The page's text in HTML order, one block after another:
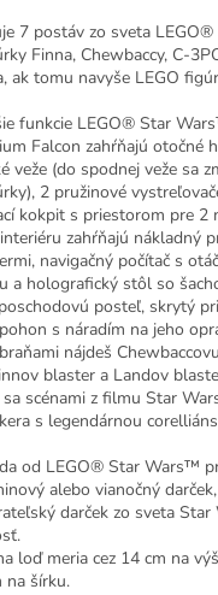
7 postáv zo sveta
Finna, Chewbaccy, C-
ak tomu navyše LEGO
funkcie LEGO® Star
Falcon zahŕňajú otočné
veže (do spodnej veže sa
2 pružinové
kokpit s priestorom pre 2
zahŕňajú nákladný
navigačný počítač s
a holografický stôl so
posteľ, skrytý
s náradím na jeho
nájdeš
blaster a Landov
scénami z filmu Star
s legendárnou
od LEGO® Star Wars™
alebo vianočný
darček zo sveta Star
loď meria cez 14 cm na
na šírku.